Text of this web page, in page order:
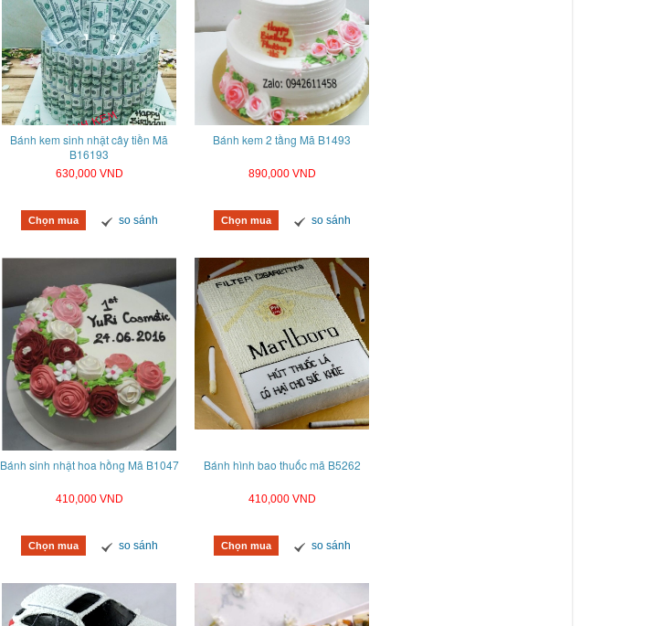
Bánh kem sinh nhật cây tiền Mã
B16193
630,000 VND
Chọn mua so sánh
Bánh kem 2 tầng Mã B1493
890,000 VND
Chọn mua so sánh
Bánh sinh nhật hoa hồng Mã B1047
410,000 VND
Chọn mua so sánh
Bánh hình bao thuốc mã B5262
410,000 VND
Chọn mua so sánh